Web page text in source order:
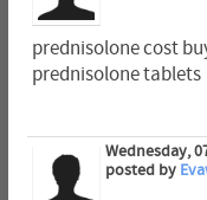
prednisolone cost
prednisolone tablets
Wednesday,
posted by